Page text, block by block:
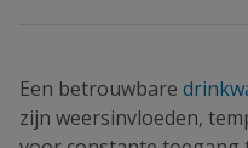
Een betrouwbare
zijn weersinvloeden,